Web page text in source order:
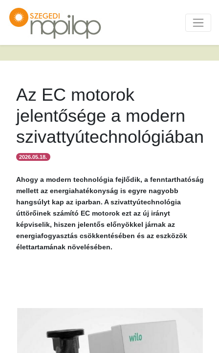
Az EC motorok
jelentősége a modern
szivattyútechnológiában
2026.05.18.
Ahogy a modern technológia fejlődik, a fenntarthatóság
mellett az energiahatékonyság is egyre nagyobb
hangsúlyt kap az iparban. A szivattyútechnológia
úttörőinek számító EC motorok ezt az új irányt
képviselik, hiszen jelentős előnyökkel járnak az
energiafogyasztás csökkentésében és az eszközök
élettartamának növelésében.